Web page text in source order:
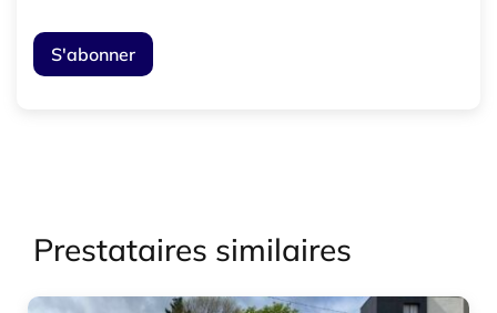
Prestataires similaires